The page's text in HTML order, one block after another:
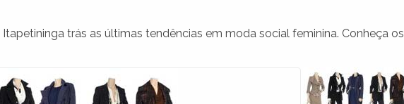
trás as últimas tendências em moda social feminina. Conheça os